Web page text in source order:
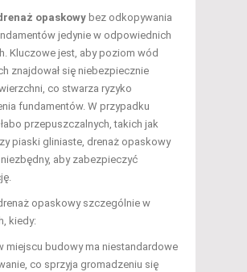
opaskowy bez odkopywania
jedynie w odpowiednich
Kluczowe jest, aby poziom wód
znajdował się niebezpiecznie
co stwarza ryzyko
fundamentów. W przypadku
przepuszczalnych, takich jak
piaski gliniaste, drenaż opaskowy
aby zabezpieczyć
opaskowy szczególnie w
kiedy:
miejscu budowy ma niestandardowe
co sprzyja gromadzeniu się